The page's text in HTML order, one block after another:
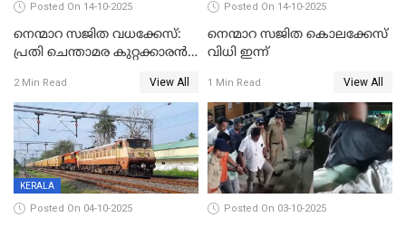
Posted On 14-10-2025
നെന്മാറ സജിത വധക്കേസ്:
പ്രതി ചെന്താമര കുറ്റക്കാരൻ,
നടത്തിയത്
ഇരട്ടക്കൊലപാതകം
2 Min Read View All
Posted On 14-10-2025
നെന്മാറ സജിത കൊലക്കേസ്
വിധി ഇന്ന്
1 Min Read View All
KERALA
Posted On 04-10-2025 Posted On 03-10-2025